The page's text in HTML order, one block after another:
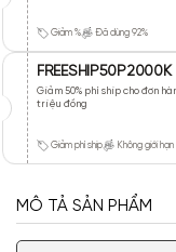
Giảm % Đã dùng 92%
FREESHIP50P2000K
Giảm 50% phí ship cho đơn
triệu đồng
Giảm phí ship Không giới hạn
MÔ TẢ SẢN PHẨM